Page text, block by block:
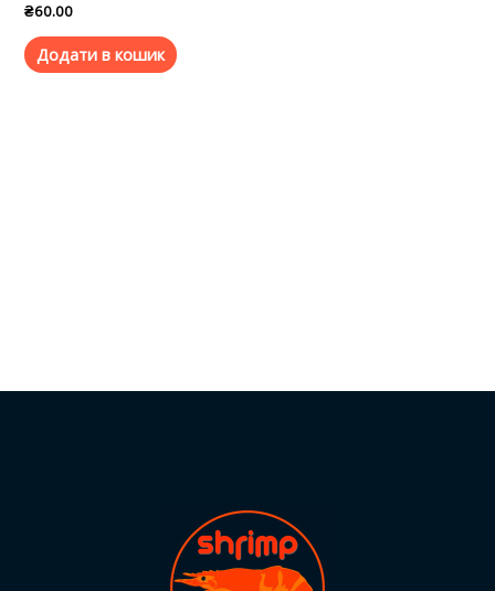
₴60.00
Додати в кошик